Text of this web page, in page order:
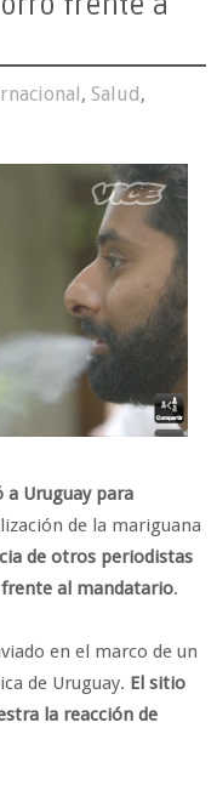
, Salud,
a Uruguay para
de la mariguana
de otros periodistas
al mandatario.
en el marco de un
de Uruguay. El sitio
la reacción de